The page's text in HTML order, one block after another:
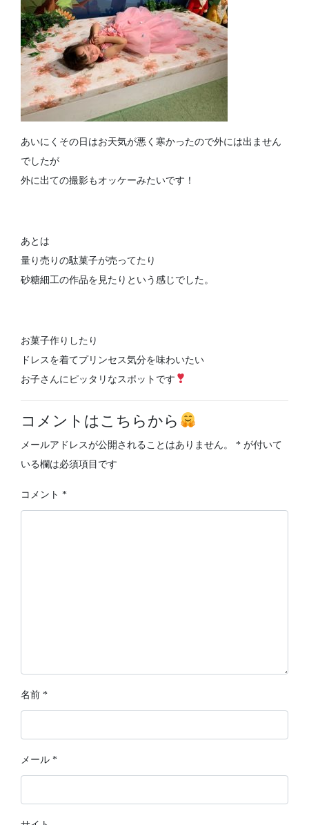
あいにくその日はお天気が悪く寒かったので外には出ません
でしたが
外に出ての撮影もオッケーみたいです！
あとは
量り売りの駄菓子が売ってたり
砂糖細工の作品を見たりという感じでした。
お菓子作りしたり
ドレスを着てプリンセス気分を味わいたい
お子さんにピッタリなスポットです
コメントはこちらから
メールアドレスが公開されることはありません。 * が付いて
いる欄は必須項目です
コメント *
名前 *
メール *